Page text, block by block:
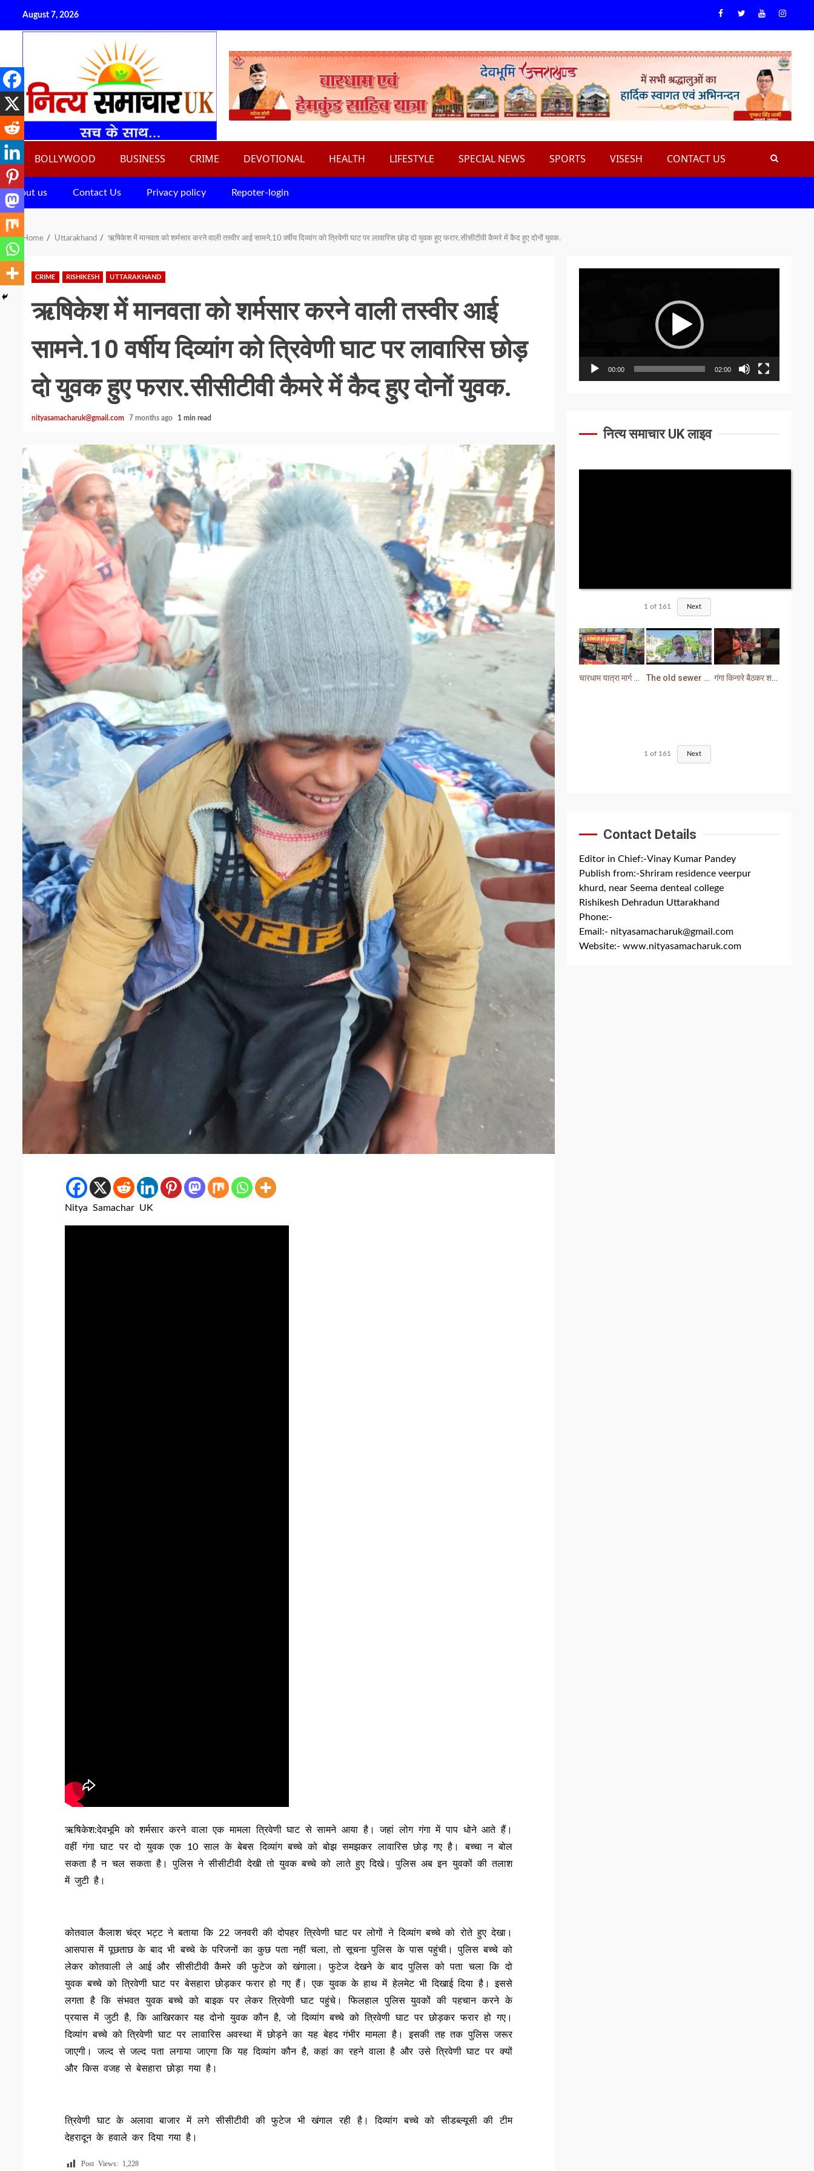
content
August 7, 2026 Facebook
TwiteerYoutube
BOLLYWOOD BUSINESS CRIME DEVOTIONAL HEALTH LIFESTYLE SPECIAL NEWS SPORTS VISESH CONTACT US
About us Contact Us Privacy policy Repoter-login
Home Uttarakhand ऋषिकेश में मानवता को शर्मसार करने वाली तस्वीर आई सामने.10 वर्षीय दिव्यांग को त्रिवेणी घाट पर लावारिस छोड़ दो युवक हुए फरार.सीसीटीवी कैमरे में कैद हुए दोनों युवक.
CRIME RISHIKESH UTTARAKHAND
ऋषिकेश में मानवता को शर्मसार करने वाली तस्वीर आई
सामने.10 वर्षीय दिव्यांग को त्रिवेणी घाट पर लावारिस छोड़
दो युवक हुए फरार.सीसीटीवी कैमरे में कैद हुए दोनों युवक.
nityasamacharuk@gmail.com 7 months ago 1 min read
Nitya Samachar UK
​ऋषिकेश:देवभूमि को शर्मसार करने वाला एक मामला त्रिवेणी घाट से सामने आया है। जहां लोग गंगा में पाप धोने आते हैं।
वहीं गंगा घाट पर दो युवक एक 10 साल के बेबस दिव्यांग बच्चे को बोझ समझकर लावारिस छोड़ गए है। बच्चा न बोल
सकता है न चल सकता है। पुलिस ने सीसीटीवी देखी तो युवक बच्चे को लाते हुए दिखे। पुलिस अब इन युवकों की तलाश
में जुटी है।
कोतवाल कैलाश चंद्र भट्ट ने बताया कि 22 जनवरी की दोपहर त्रिवेणी घाट पर लोगों ने दिव्यांग बच्चे को रोते हुए देखा।
आसपास में पूछताछ के बाद भी बच्चे के परिजनों का कुछ पता नहीं चला, तो सूचना पुलिस के पास पहुंची। पुलिस बच्चे को
लेकर कोतवाली ले आई और सीसीटीवी कैमरे की फुटेज को खंगाला। फुटेज देखने के बाद पुलिस को पता चला कि दो
युवक बच्चे को त्रिवेणी घाट पर बेसहारा छोड़कर फरार हो गए हैं। एक युवक के हाथ में हेलमेट भी दिखाई दिया है। इससे
लगता है कि संभवत युवक बच्चे को बाइक पर लेकर त्रिवेणी घाट पहुंचे। फिलहाल पुलिस युवकों की पहचान करने के
प्रयास में जुटी है, कि आखिरकार यह दोनो युवक कौन है, जो दिव्यांग बच्चे को त्रिवेणी घाट पर छोड़कर फरार हो गए।
दिव्यांग बच्चे को त्रिवेणी घाट पर लावारिस अवस्था में छोड़ने का यह बेहद गंभीर मामला है। इसकी तह तक पुलिस जरूर
जाएगी। जल्द से जल्द पता लगाया जाएगा कि यह दिव्यांग कौन है, कहां का रहने वाला है और उसे त्रिवेणी घाट पर क्यों
और किस वजह से बेसहारा छोड़ा गया है।
त्रिवेणी घाट के अलावा बाजार में लगे सीसीटीवी की फुटेज भी खंगाल रही है। दिव्यांग बच्चे को सीडब्ल्यूसी की टीम
देहरादून के हवाले कर दिया गया है।
Post Views: 1,228
00:00 02:00
नित्य समाचार UK लाइव
1 of 161 Next
चारधाम यात्रा मार्ग से प्रशासन ने हटाया अतिक्रमण The old sewer line has become a problem for the people. Sewer water is entering people's houses. गंगा किनारे बैठकर शराब पीना युवक को पड़ा भारी लोगों ने सिखा दी मर्यादा
1 of 161 Next
Contact Details
Editor in Chief:-Vinay Kumar Pandey
Publish from:-Shriram residence veerpur
khurd, near Seema denteal college
Rishikesh Dehradun Uttarakhand
Phone:-
Email:- nityasamacharuk@gmail.com
Website:- www.nityasamacharuk.com